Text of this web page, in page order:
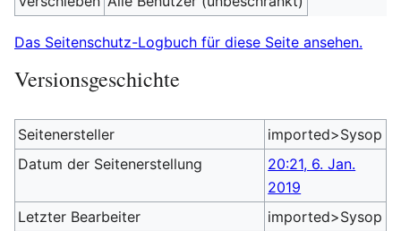
Das Seitenschutz-Logbuch für diese Seite ansehen.
Versionsgeschichte
Seitenersteller
imported>Sysop
Datum der Seitenerstellung
20:21, 6. Jan.
2019
Letzter Bearbeiter
imported>Sysop